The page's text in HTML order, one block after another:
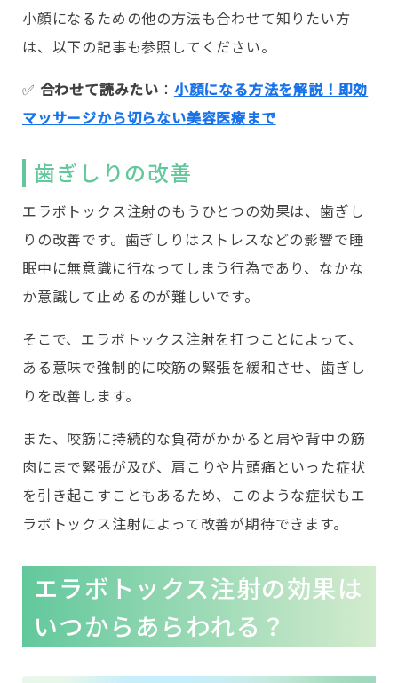
小顔になるための他の方法も合わせて知りたい方
は、以下の記事も参照してください。
✅️ 合わせて読みたい ： 小顔になる方法を解説！即効
マッサージから切らない美容医療まで
歯ぎしりの改善
エラボトックス注射のもうひとつの効果は、歯ぎし
りの改善です。歯ぎしりはストレスなどの影響で睡
眠中に無意識に行なってしまう行為であり、なかな
か意識して止めるのが難しいです。
そこで、エラボトックス注射を打つことによって、
ある意味で強制的に咬筋の緊張を緩和させ、歯ぎし
りを改善します。
また、咬筋に持続的な負荷がかかると肩や背中の筋
肉にまで緊張が及び、肩こりや片頭痛といった症状
を引き起こすこともあるため、このような症状もエ
ラボトックス注射によって改善が期待できます。
エラボトックス注射の効果は
いつからあらわれる？